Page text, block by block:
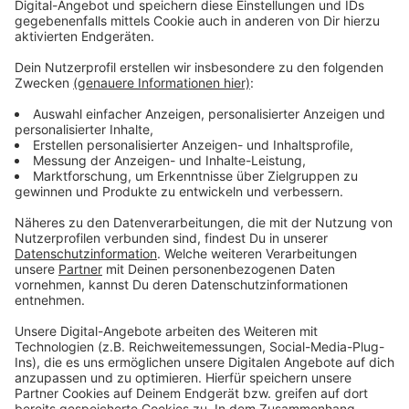
sein. Thioune muss jedoch auf die verletzten Spieler
Jastrembski, Appelkamp, Sobottka, Kwasigroch und
Iyoha verzichten. Zudem ist Tim Rossmann gelb-rot
gesperrt. Der Anstoß erfolgt morgen (17. Januar 2025)
Abend um 18.30 Uhr. Antenne Düsseldorf wird wie
gewohnt live berichten.
Anzeige
Weitere Infos und Links zum Thema:
Anzeige
Fortuna mit Kaderveränderungen vor Rückrundenstart
Alle Infos zur Fortuna auf der Antenne Düsseldorf
Homepage